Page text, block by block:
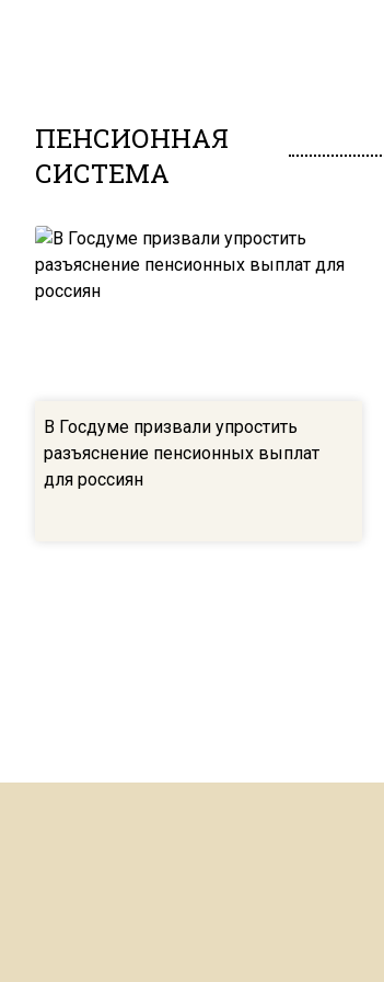
ПЕНСИОННАЯ
СИСТЕМА
В Госдуме призвали упростить
разъяснение пенсионных выплат
для россиян